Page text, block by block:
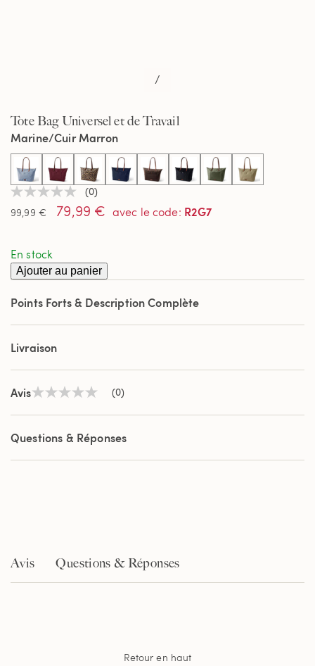
/
Tote Bag Universel et de Travail
Aucune
valeur
de
sur
la
même
(0)
99,99 €
79,99 € avec le code: R2G7
Marine/Cuir Marron
selected
En stock
Ajouter au panier
Points Forts & Description Complète
Livraison
AvisAucune
de
notation
Lien
la
(0)
Questions & Réponses
Avis Questions & Réponses
Retour en haut